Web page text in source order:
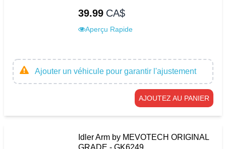
39.99 CA$
Aperçu Rapide
Ajouter un véhicule pour garantir l'ajustement
AJOUTEZ AU PANIER
Idler Arm by MEVOTECH ORIGINAL